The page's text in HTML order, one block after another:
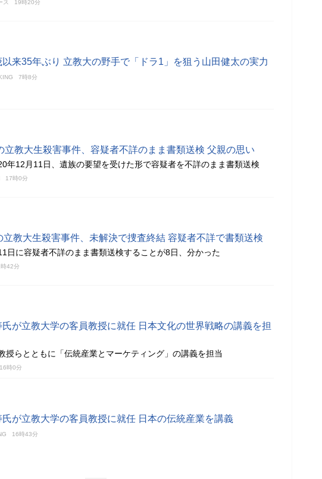
ス 19時20分
来35年ぶり 立教大の野手で「ドラ1」を狙う山田健太の実力
7時8分
立教大生殺害事件、容疑者不詳のまま書類送検 父親の思い
年12月11日、遺族の要望を受けた形で容疑者を不詳のまま書類送検
17時0分
立教大生殺害事件、未解決で捜査終結 容疑者不詳で書類送検
日に容疑者不詳のまま書類送検することが8日、分かった
42分
が立教大学の客員教授に就任 日本文化の世界戦略の講義を担
授らとともに「伝統産業とマーケティング」の講義を担当
16時0分
が立教大学の客員教授に就任 日本の伝統産業を講義
16時43分